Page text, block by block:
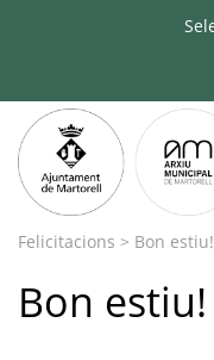
Felicitacions > Bon estiu!
Bon estiu!